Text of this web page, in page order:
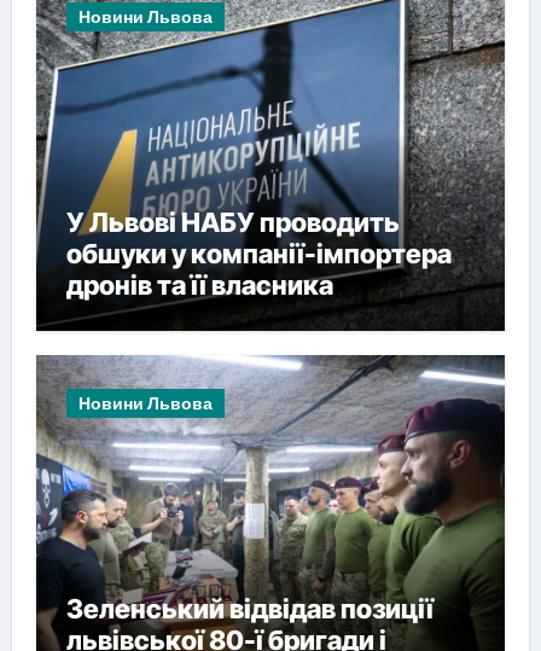
Новини Львова
У Львові НАБУ проводить
обшуки у компанії-імпортера
дронів та її власника
Новини Львова
Зеленський відвідав позиції
львівської 80-ї бригади і